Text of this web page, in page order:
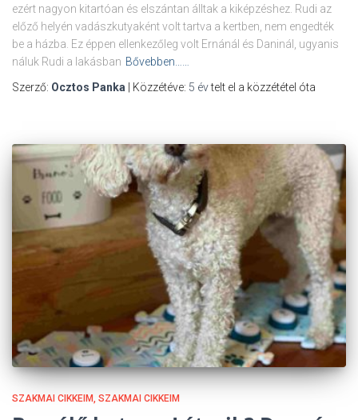
ezért nagyon kitartóan és elszántan álltak a kiképzéshez. Rudi az
előző helyén vadászkutyaként volt tartva a kertben, nem engedték
be a házba. Ez éppen ellenkezőleg volt Ernánál és Daninál, ugyanis
náluk Rudi a lakásban Bővebben……
Szerző: Ocztos Panka | Közzétéve: 5 évtelt el a közzététel óta
SZAKMAI CIKKEIM SZAKMAI CIKKEIM